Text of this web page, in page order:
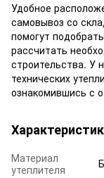
Удобное
самовывоз со
помогут
рассчитать
строительства. У
технических
ознакомившись с
Материал
утеплителя